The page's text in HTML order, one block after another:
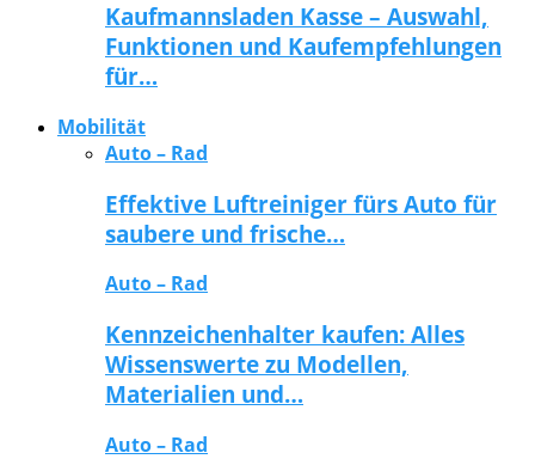
Kaufmannsladen Kasse – Auswahl,
Funktionen und Kaufempfehlungen
für…
Mobilität
Auto – Rad
Effektive Luftreiniger fürs Auto für
saubere und frische…
Auto – Rad
Kennzeichenhalter kaufen: Alles
Wissenswerte zu Modellen,
Materialien und…
Auto – Rad